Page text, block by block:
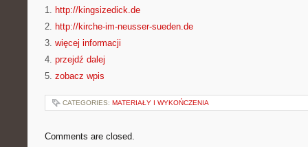
1. http://kingsizedick.de
2. http://kirche-im-neusser-sueden.de
3. więcej informacji
4. przejdź dalej
5. zobacz wpis
CATEGORIES: MATERIAŁY I WYKOŃCZENIA
Comments are closed.